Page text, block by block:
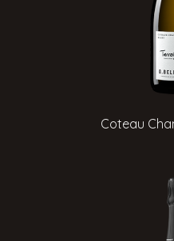
Coteau